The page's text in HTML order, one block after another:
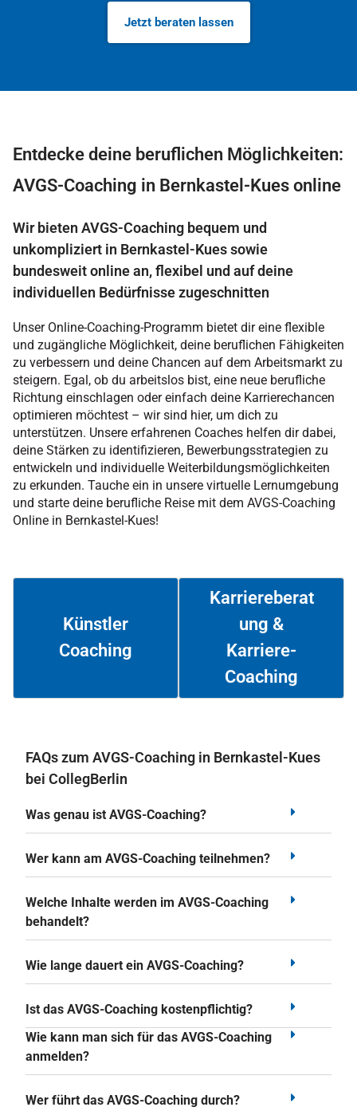
Jetzt beraten lassen
Entdecke deine beruflichen Möglichkeiten:
AVGS-Coaching in Bernkastel-Kues online
Wir bieten AVGS-Coaching bequem und
unkompliziert in Bernkastel-Kues sowie
bundesweit online an, flexibel und auf deine
individuellen Bedürfnisse zugeschnitten
Unser Online-Coaching-Programm bietet dir eine flexible
und zugängliche Möglichkeit, deine beruflichen Fähigkeiten
zu verbessern und deine Chancen auf dem Arbeitsmarkt zu
steigern. Egal, ob du arbeitslos bist, eine neue berufliche
Richtung einschlagen oder einfach deine Karrierechancen
optimieren möchtest – wir sind hier, um dich zu
unterstützen. Unsere erfahrenen Coaches helfen dir dabei,
deine Stärken zu identifizieren, Bewerbungsstrategien zu
entwickeln und individuelle Weiterbildungsmöglichkeiten
zu erkunden. Tauche ein in unsere virtuelle Lernumgebung
und starte deine berufliche Reise mit dem AVGS-Coaching
Online in Bernkastel-Kues!
Künstler
Coaching
Weiterlesen
Karriereberat
ung &
Karriere-
Coaching
Weiterlesen
FAQs zum AVGS-Coaching in Bernkastel-Kues
bei CollegBerlin
Was genau ist AVGS-Coaching?
Wer kann am AVGS-Coaching teilnehmen?
Welche Inhalte werden im AVGS-Coaching
behandelt?
Wie lange dauert ein AVGS-Coaching?
Ist das AVGS-Coaching kostenpflichtig?
Wie kann man sich für das AVGS-Coaching
anmelden?
Wer führt das AVGS-Coaching durch?